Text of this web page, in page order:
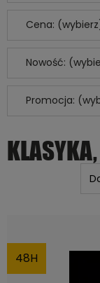
Cena:
Nowość:
Promocja:
48H